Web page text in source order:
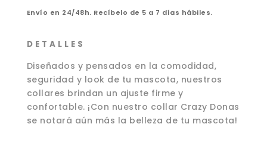
–
cantidad
Envío en 24/48h. Recíbelo de 5 a 7 días hábiles.
D E T A L L E S
Diseñados y pensados en la comodidad,
seguridad y look de tu mascota, nuestros
collares brindan un ajuste firme y
confortable. ¡Con nuestro collar Crazy Donas
se notará aún más la belleza de tu mascota!